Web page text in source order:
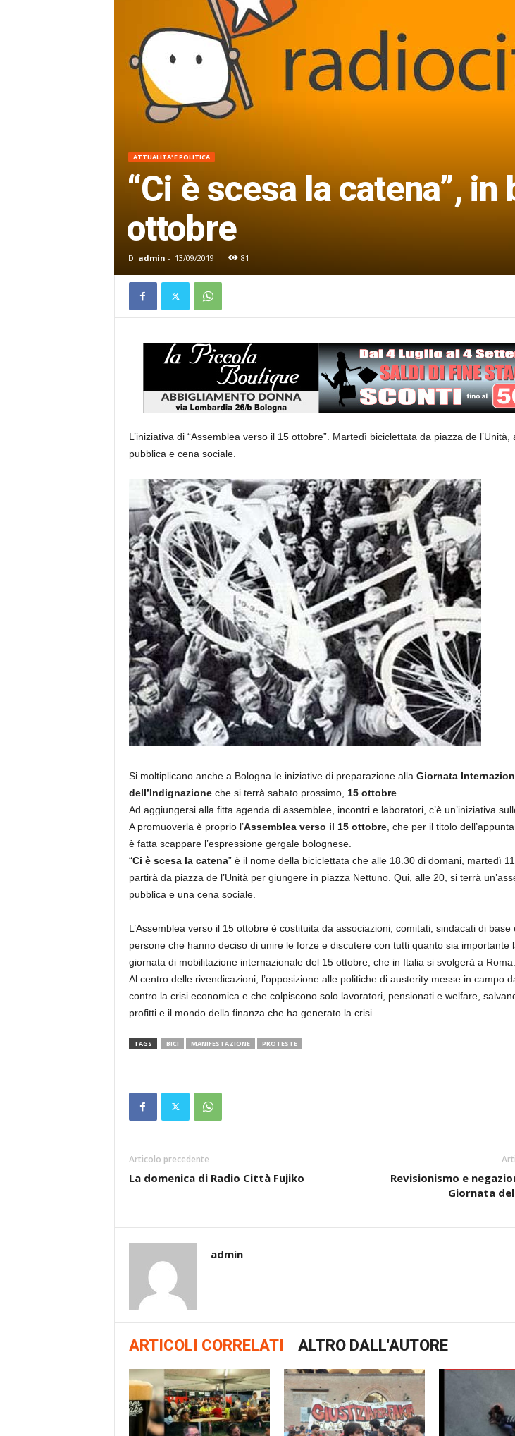
ATTUALITA' E POLITICA
“Ci è scesa la catena”,
ottobre
Di admin - 13/09/2019 81
L’iniziativa di “Assemblea verso il 15 ottobre”. Martedì biciclettata da piazza de l’Unità,
pubblica e cena sociale.
Si moltiplicano anche a Bologna le iniziative di preparazione alla Giornata
dell’Indignazioneche si terrà sabato prossimo, 15 ottobre.
Ad aggiungersi alla fitta agenda di assemblee, incontri e laboratori, c’è un’iniziativa
A promuoverla è proprio l’Assemblea verso il 15 ottobre, che per il titolo
è fatta scappare l’espressione gergale bolognese.
“Ci è scesa la catena” è il nome della biciclettata che alle 18.30 di domani, martedì
partirà da piazza de l’Unità per giungere in piazza Nettuno. Qui, alle 20, si terrà
pubblica e una cena sociale.
L’Assemblea verso il 15 ottobre è costituita da associazioni, comitati, sindacati di base
persone che hanno deciso di unire le forze e discutere con tutti quanto sia importante
giornata di mobilitazione internazionale del 15 ottobre, che in Italia si svolgerà a Roma.
Al centro delle rivendicazioni, l’opposizione alle politiche di austerity messe in campo
contro la crisi economica e che colpiscono solo lavoratori, pensionati e welfare,
profitti e il mondo della finanza che ha generato la crisi.
TAGS BICI MANIFESTAZIONE PROTESTE
Articolo precedente
La domenica di Radio Città Fujiko
Revisionismo e
Giornata
admin
ARTICOLI CORRELATI ALTRO DALL'AUTORE